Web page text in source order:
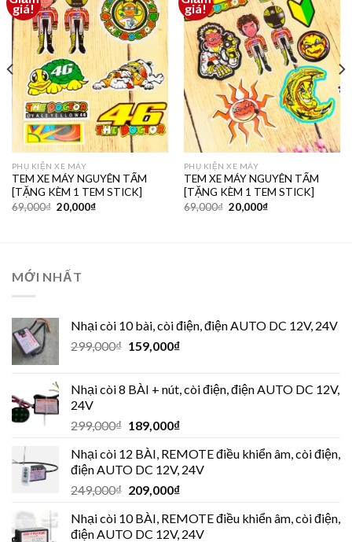
giá!
vào
yêu
thích
PHỤ KIỆN XE MÁY
TEM XE MÁY NGUYÊN TẤM
[TẶNG KÈM 1 TEM STICK]
69,000₫ 20,000₫
giá!
vào
yêu
thích
PHỤ KIỆN XE MÁY
TEM XE MÁY NGUYÊN TẤM
[TẶNG KÈM 1 TEM STICK]
69,000₫ 20,000₫
MỚI NHẤT
Nhại còi 10 bài, còi điện, điện AUTO DC 12V, 24V
299,000₫ 159,000₫
Nhại còi 8 BÀI + nút, còi điện, điện AUTO DC 12V,
24V
299,000₫ 189,000₫
Nhại còi 12 BÀI, REMOTE điều khiển âm, còi điện,
điện AUTO DC 12V, 24V
249,000₫ 209,000₫
Nhại còi 10 BÀI, REMOTE điều khiển âm, còi điện,
điện AUTO DC 12V, 24V